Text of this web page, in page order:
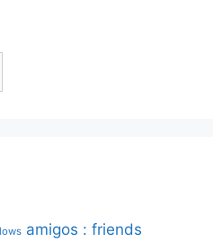
amigos : friends